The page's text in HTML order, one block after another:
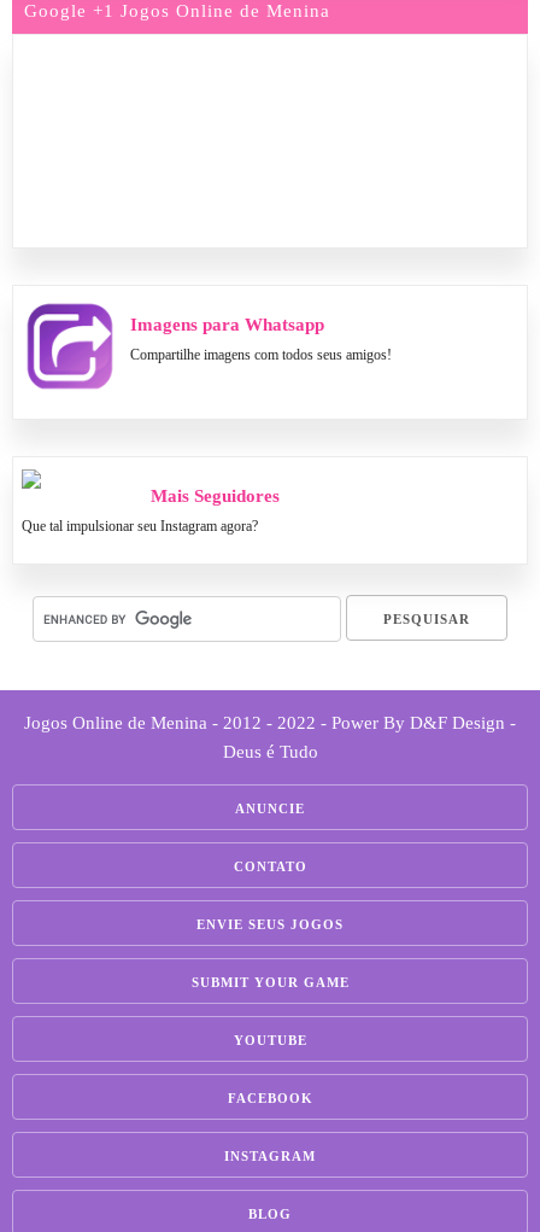
Google +1 Jogos Online de Menina
Imagens para Whatsapp
Compartilhe imagens com todos seus amigos!
Mais Seguidores
Que tal impulsionar seu Instagram agora?
Jogos Online de Menina - 2012 - 2022 - Power By D&F Design -
Deus é Tudo
ANUNCIE
CONTATO
ENVIE SEUS JOGOS
SUBMIT YOUR GAME
YOUTUBE
FACEBOOK
INSTAGRAM
BLOG